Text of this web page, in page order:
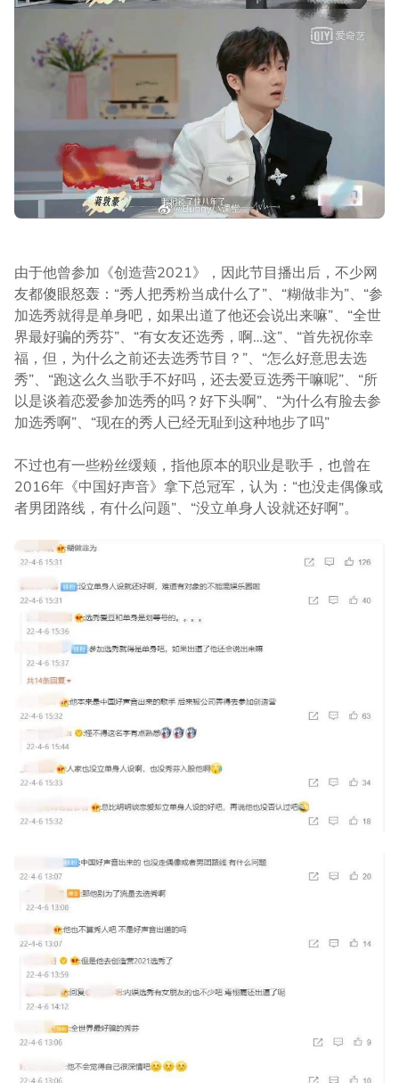
由于他曾参加《创造营2021》，因此节目播出后，不少网
友都傻眼怒轰：“秀人把秀粉当成什么了”、“糊做非为”、“参
加选秀就得是单身吧，如果出道了他还会说出来嘛”、“全世
界最好骗的秀芬”、“有女友还选秀，啊…这”、“首先祝你幸
福，但，为什么之前还去选秀节目？”、“怎么好意思去选
秀”、“跑这么久当歌手不好吗，还去爱豆选秀干嘛呢”、“所
以是谈着恋爱参加选秀的吗？好下头啊”、“为什么有脸去参
加选秀啊”、“现在的秀人已经无耻到这种地步了吗”
不过也有一些粉丝缓颊，指他原本的职业是歌手，也曾在
2016年《中国好声音》拿下总冠军，认为：“也没走偶像或
者男团路线，有什么问题”、“没立单身人设就还好啊”。